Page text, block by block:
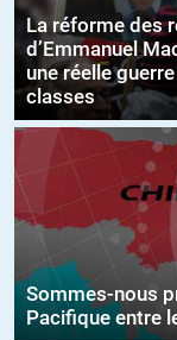
La réforme des
d’Emmanuel
une réelle
classes
Sommes-nous
Pacifique entre